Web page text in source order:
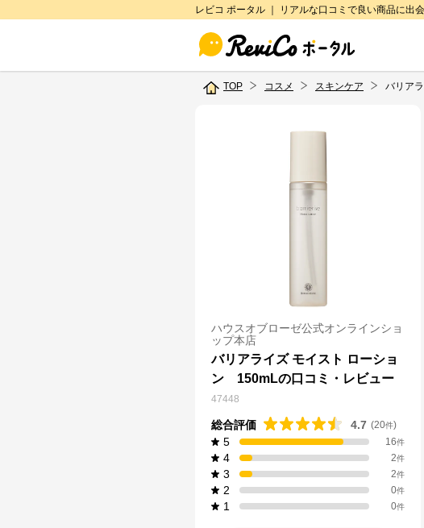
レビコ ポータル ｜ リアルな口コミで良い商品に出
TOP コスメ スキンケア バリア
ハウスオブローゼ公式オンラインショ
ップ本店
バリアライズ モイスト ローショ
ン 150mLの口コミ・レビュー
47448
総合評価 4.7 (20件)
5 16件
4 2件
3 2件
2 0件
1 0件